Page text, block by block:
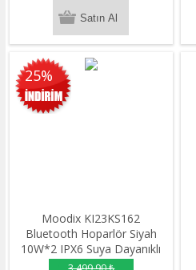
25%
Moodix KI23KS162
Bluetooth Hoparlör Siyah
10W*2 IPX6 Suya Dayanıklı